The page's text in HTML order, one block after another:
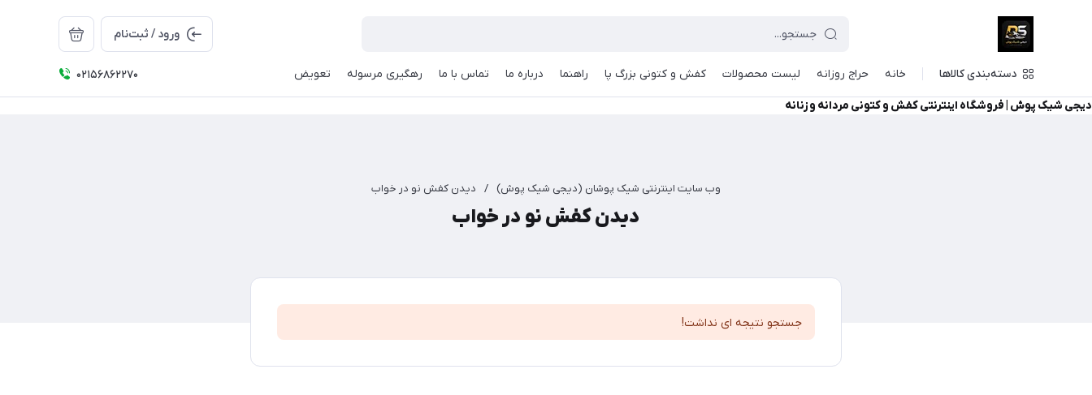
ورود / ثبت‌نام
دسته‌بندی کالاها خانه حراج روزانه لیست محصولات کفش و کتونی بزرگ پا راهنما درباره ما تماس با ما رهگیری مرسوله تعویض
02156862270
دیجی شیک پوش | فروشگاه اینترنتی کفش و کتونی مردانه و زنانه
وب سایت اینترنتی شیک پوشان (دیجی شیک پوش) / دیدن کفش نو در خواب
دیدن کفش نو در خواب
جستجو نتیجه ای نداشت!